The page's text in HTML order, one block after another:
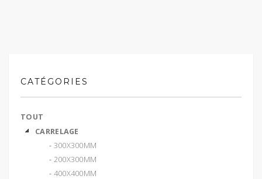
CATÉGORIES
TOUT
CARRELAGE
‐ 300X300MM
‐ 200X300MM
‐ 400X400MM